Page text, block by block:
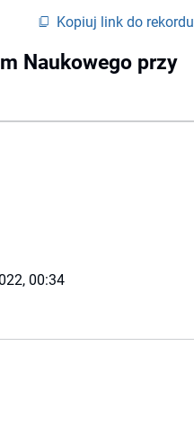
Kopiuj link do rekordu
Naukowego przy
00:34